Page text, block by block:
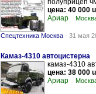
полуприцеп
цена: 40 000
Ариар
Спецтехника Москва - 31 мая
Камаз-4310 автоцистерна
камаз-4310
цена: 38 000
Ариар